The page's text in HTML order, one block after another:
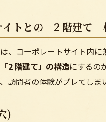
トとの「2 階建て」
、コーポレートサイト内に
2 階建て」の構造にするの
訪問者の体験がブレてしま
)